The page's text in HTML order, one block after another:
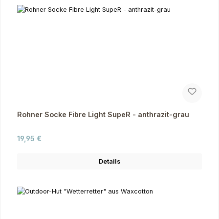
Rohner Socke Fibre Light SupeR - anthrazit-grau
Regulärer Preis:
19,95 €
Details